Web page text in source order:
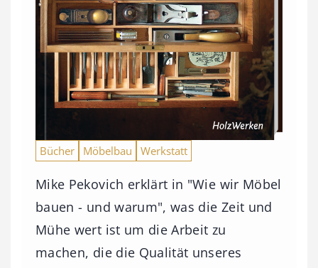
Bücher Möbelbau Werkstatt
Mike Pekovich erklärt in "Wie wir Möbel
bauen - und warum", was die Zeit und
Mühe wert ist um die Arbeit zu
machen, die die Qualität unseres